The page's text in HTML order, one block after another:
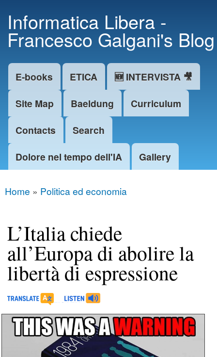
main
content
Informatica Libera -
Francesco Galgani's Blog
Main menu
E-books ETICA
🆕 INTERVISTA 🎥
Site Map
Baeldung
Curriculum
Contacts
Search
Dolore nel tempo dell'IA
Gallery
You are here
Home » Politica ed economia
L’Italia chiede
all’Europa di abolire la
libertà di espressione